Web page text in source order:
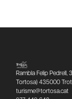
Rambla Felip Pedrell,
Tortosa) 435000
turisme@tortosa.cat